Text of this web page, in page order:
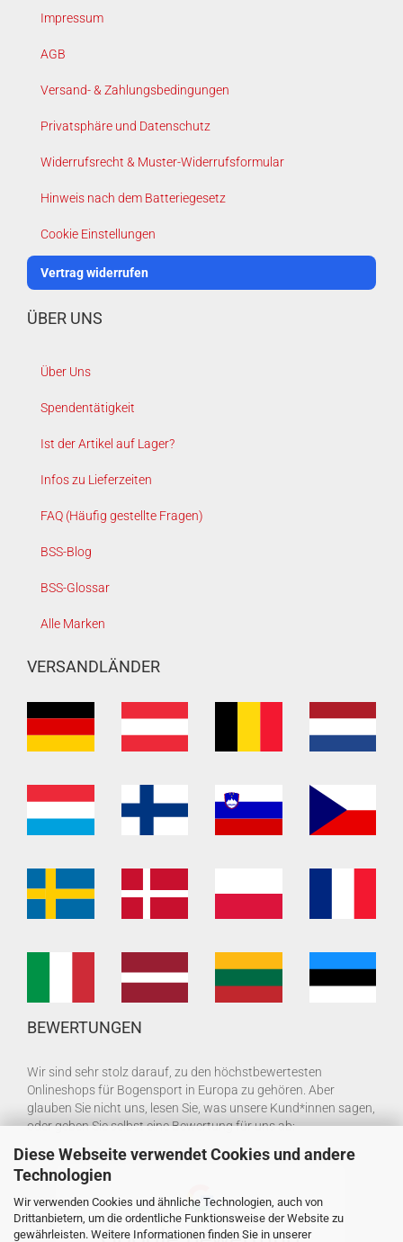
Diese Webseite verwendet Cookies und andere
Technologien
Wir verwenden Cookies und ähnliche Technologien, auch von
Drittanbietern, um die ordentliche Funktionsweise der Website zu
gewährleisten. Weitere Informationen finden Sie in unserer
Impressum
AGB
Versand- & Zahlungsbedingungen
Privatsphäre und Datenschutz
Widerrufsrecht & Muster-Widerrufsformular
Hinweis nach dem Batteriegesetz
Cookie Einstellungen
Vertrag widerrufen
ÜBER UNS
Über Uns
Spendentätigkeit
Ist der Artikel auf Lager?
Infos zu Lieferzeiten
FAQ (Häufig gestellte Fragen)
BSS-Blog
BSS-Glossar
Alle Marken
VERSANDLÄNDER
BEWERTUNGEN
Wir sind sehr stolz darauf, zu den höchstbewertesten
Onlineshops für Bogensport in Europa zu gehören. Aber
glauben Sie nicht uns, lesen Sie, was unsere Kund*innen sagen,
oder geben Sie selbst eine Bewertung für uns ab: